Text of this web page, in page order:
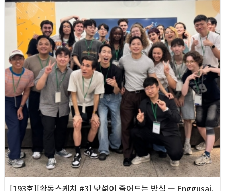
[193호][활동스케치 #3] 낯섦이 줄어드는 방식 — Enggusai,